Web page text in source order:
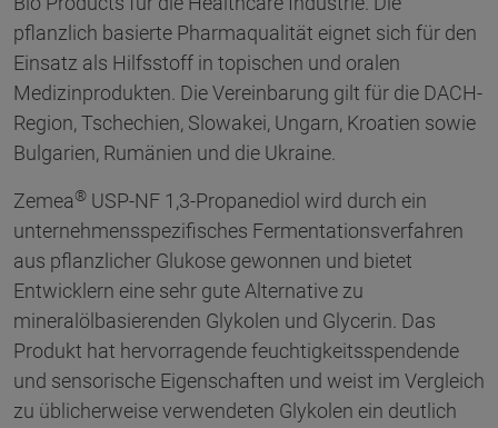
pflanzlich basierte Pharmaqualität eignet sich für den
Einsatz als Hilfsstoff in topischen und oralen
Medizinprodukten. Die Vereinbarung gilt für die DACH-
Region, Tschechien, Slowakei, Ungarn, Kroatien sowie
Bulgarien, Rumänien und die Ukraine.
Zemea® USP-NF 1,3-Propanediol wird durch ein
unternehmensspezifisches Fermentationsverfahren
aus pflanzlicher Glukose gewonnen und bietet
Entwicklern eine sehr gute Alternative zu
mineralölbasierenden Glykolen und Glycerin. Das
Produkt hat hervorragende feuchtigkeitsspendende
und sensorische Eigenschaften und weist im Vergleich
zu üblicherweise verwendeten Glykolen ein deutlich